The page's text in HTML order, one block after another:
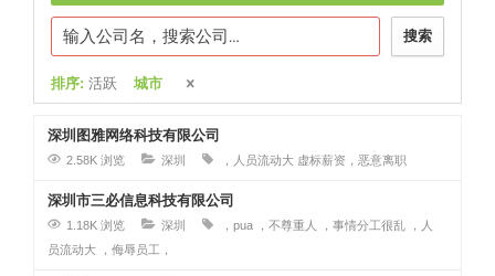
搜索
排序: 活跃 城市
深圳图雅网络科技有限公司
2.58K 浏览 深圳 ，人员流动大 虚标薪资，恶意离职
深圳市三必信息科技有限公司
1.18K 浏览 深圳 ，pua ，不尊重人 ，事情分工很乱
，人
员流动大
，侮辱员工，